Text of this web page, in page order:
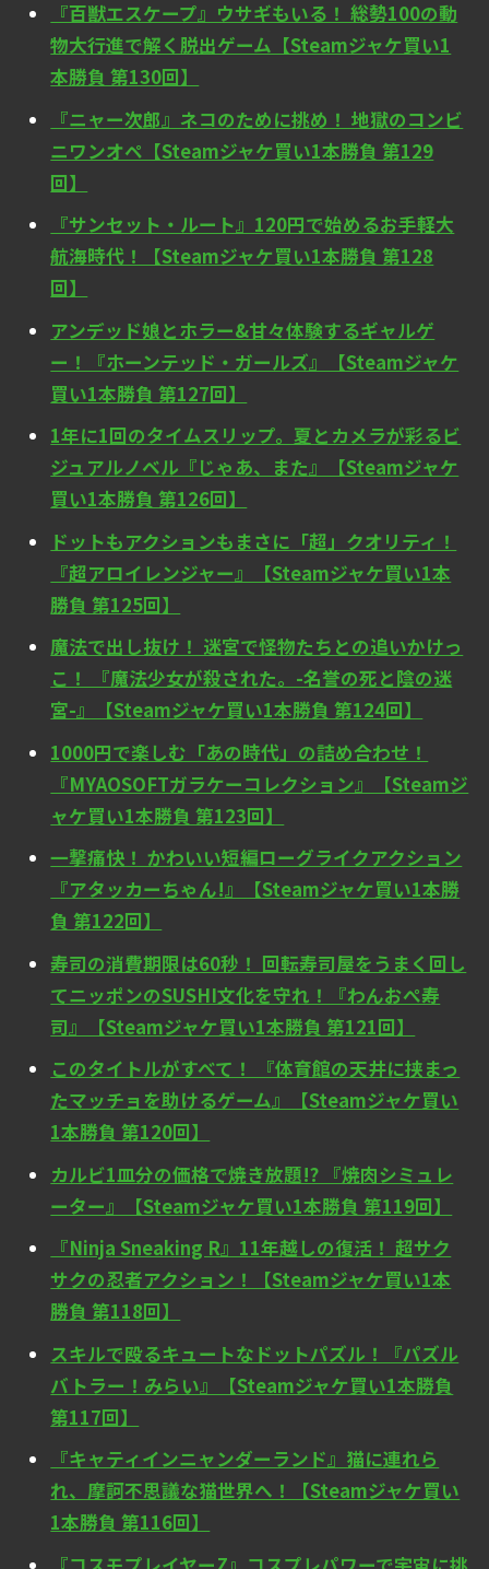
『百獣エスケープ』ウサギもいる！ 総勢100の動
物大行進で解く脱出ゲーム【Steamジャケ買い1
本勝負 第130回】
『ニャー次郎』ネコのために挑め！ 地獄のコンビ
ニワンオペ【Steamジャケ買い1本勝負 第129
回】
『サンセット・ルート』120円で始めるお手軽大
航海時代！【Steamジャケ買い1本勝負 第128
回】
アンデッド娘とホラー&甘々体験するギャルゲ
ー！『ホーンテッド・ガールズ』【Steamジャケ
買い1本勝負 第127回】
1年に1回のタイムスリップ。夏とカメラが彩るビ
ジュアルノベル『じゃあ、また』【Steamジャケ
買い1本勝負 第126回】
ドットもアクションもまさに「超」クオリティ！
『超アロイレンジャー』【Steamジャケ買い1本
勝負 第125回】
魔法で出し抜け！ 迷宮で怪物たちとの追いかけっ
こ！ 『魔法少女が殺された。-名誉の死と陰の迷
宮-』【Steamジャケ買い1本勝負 第124回】
1000円で楽しむ「あの時代」の詰め合わせ！
『MYAOSOFTガラケーコレクション』【Steamジ
ャケ買い1本勝負 第123回】
一撃痛快！ かわいい短編ローグライクアクション
『アタッカーちゃん!』【Steamジャケ買い1本勝
負 第122回】
寿司の消費期限は60秒！ 回転寿司屋をうまく回し
てニッポンのSUSHI文化を守れ！『わんおぺ寿
司』【Steamジャケ買い1本勝負 第121回】
このタイトルがすべて！ 『体育館の天井に挟まっ
たマッチョを助けるゲーム』【Steamジャケ買い
1本勝負 第120回】
カルビ1皿分の価格で焼き放題!? 『焼肉シミュレ
ーター』【Steamジャケ買い1本勝負 第119回】
『Ninja Sneaking R』11年越しの復活！ 超サク
サクの忍者アクション！【Steamジャケ買い1本
勝負 第118回】
スキルで殴るキュートなドットパズル！『パズル
バトラー！みらい』【Steamジャケ買い1本勝負
第117回】
『キャティインニャンダーランド』猫に連れら
れ、摩訶不思議な猫世界へ！【Steamジャケ買い
1本勝負 第116回】